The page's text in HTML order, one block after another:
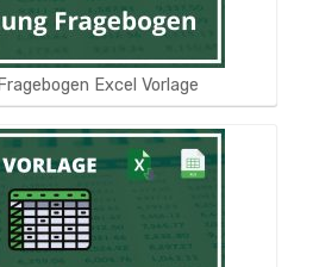
Excel Vorlage